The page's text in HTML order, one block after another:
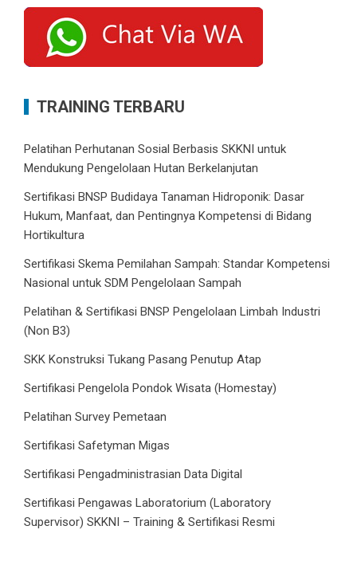
TRAINING TERBARU
Pelatihan Perhutanan Sosial Berbasis SKKNI untuk
Mendukung Pengelolaan Hutan Berkelanjutan
Sertifikasi BNSP Budidaya Tanaman Hidroponik: Dasar
Hukum, Manfaat, dan Pentingnya Kompetensi di Bidang
Hortikultura
Sertifikasi Skema Pemilahan Sampah: Standar Kompetensi
Nasional untuk SDM Pengelolaan Sampah
Pelatihan & Sertifikasi BNSP Pengelolaan Limbah Industri
(Non B3)
SKK Konstruksi Tukang Pasang Penutup Atap
Sertifikasi Pengelola Pondok Wisata (Homestay)
Pelatihan Survey Pemetaan
Sertifikasi Safetyman Migas
Sertifikasi Pengadministrasian Data Digital
Sertifikasi Pengawas Laboratorium (Laboratory
Supervisor) SKKNI – Training & Sertifikasi Resmi